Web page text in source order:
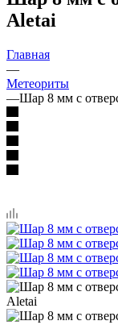
Aletai
Главная
—
Метеориты
—Шар 8 мм с